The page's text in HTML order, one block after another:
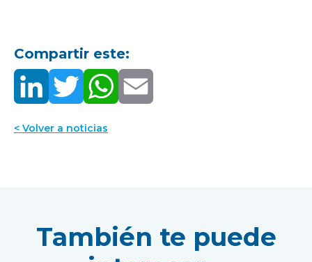
Compartir este:
< Volver a noticias
También te puede